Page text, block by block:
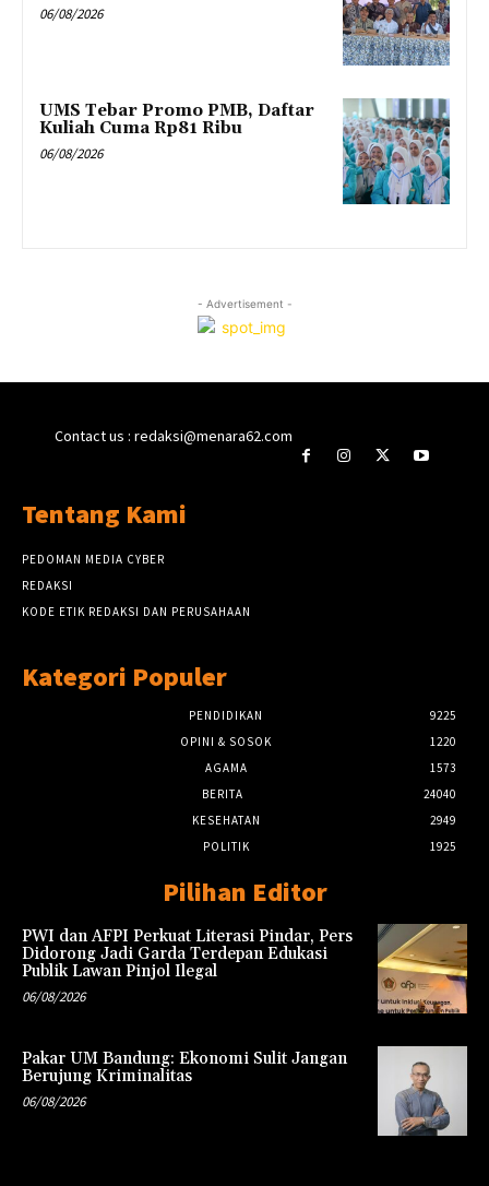
06/08/2026
UMS Tebar Promo PMB, Daftar
Kuliah Cuma Rp81 Ribu
06/08/2026
- Advertisement -
Contact us : redaksi@menara62.com
Tentang Kami
PEDOMAN MEDIA CYBER
REDAKSI
KODE ETIK REDAKSI DAN PERUSAHAAN
Kategori Populer
PENDIDIKAN
9225
OPINI & SOSOK
1220
AGAMA
1573
BERITA
24040
KESEHATAN
2949
POLITIK
1925
Pilihan Editor
PWI dan AFPI Perkuat Literasi Pindar, Pers
Didorong Jadi Garda Terdepan Edukasi
Publik Lawan Pinjol Ilegal
06/08/2026
Pakar UM Bandung: Ekonomi Sulit Jangan
Berujung Kriminalitas
06/08/2026